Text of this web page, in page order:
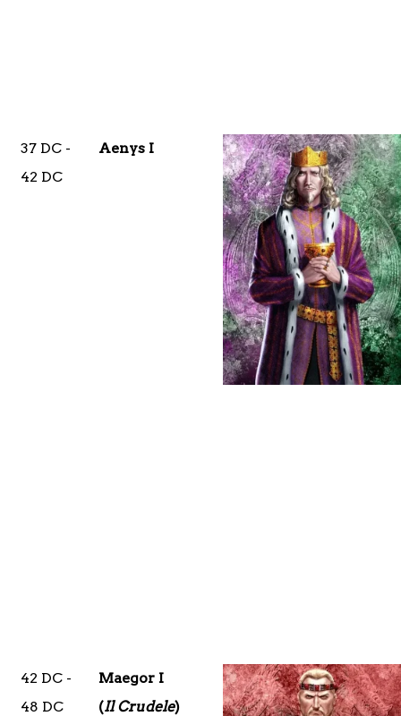
37 DC -
42 DC
Aenys I
42 DC -
48 DC
Maegor I
(Il Crudele)